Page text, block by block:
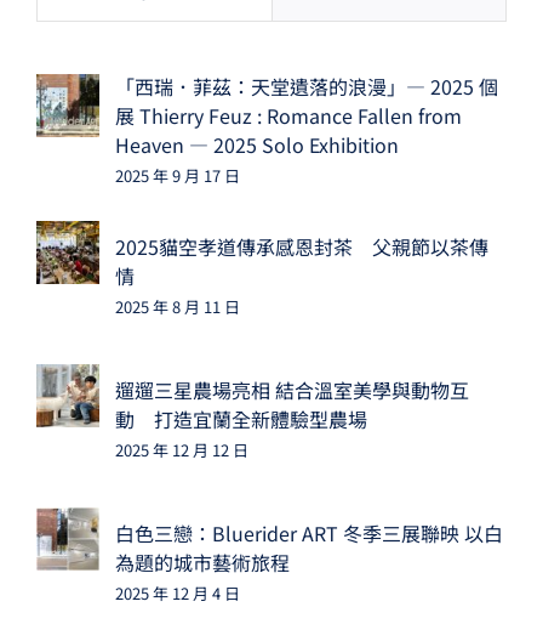
「西瑞．菲茲：天堂遺落的浪漫」— 2025 個
展 Thierry Feuz : Romance Fallen from
Heaven — 2025 Solo Exhibition
2025 年 9 月 17 日
2025貓空孝道傳承感恩封茶 父親節以茶傳
情
2025 年 8 月 11 日
遛遛三星農場亮相 結合溫室美學與動物互
動 打造宜蘭全新體驗型農場
2025 年 12 月 12 日
白色三戀：Bluerider ART 冬季三展聯映 以白
為題的城市藝術旅程
2025 年 12 月 4 日